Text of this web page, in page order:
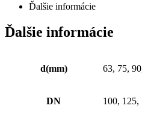
Ďalšie informácie
Ďalšie informácie
d(mm) 63, 75,
DN 100, 125,